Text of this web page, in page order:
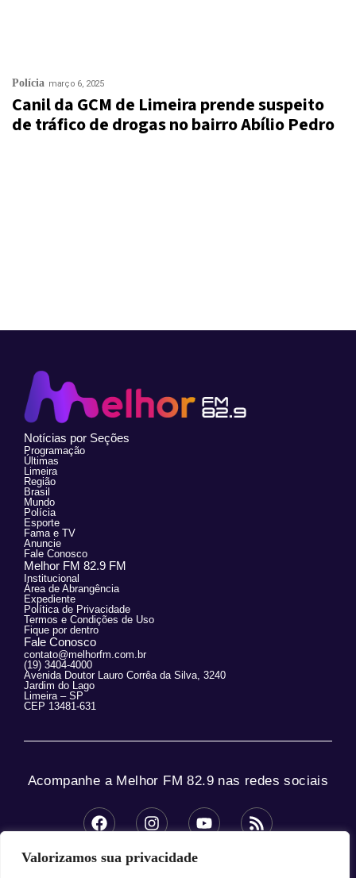
Valorizamos sua privacidade
Polícia março 6, 2025
Canil da GCM de Limeira prende suspeito
de tráfico de drogas no bairro Abílio Pedro
Notícias por Seções
Programação
Últimas
Limeira
Região
Brasil
Mundo
Polícia
Esporte
Fama e TV
Anuncie
Fale Conosco
Melhor FM 82.9 FM
Institucional
Área de Abrangência
Expediente
Política de Privacidade
Termos e Condições de Uso
Fique por dentro
Fale Conosco
contato@melhorfm.com.br
(19) 3404-4000
Avenida Doutor Lauro Corrêa da Silva, 3240
Jardim do Lago
Limeira – SP
CEP 13481-631
Acompanhe a Melhor FM 82.9 nas redes sociais
© 2025 Melhor FM 82.9 – Todos os direitos